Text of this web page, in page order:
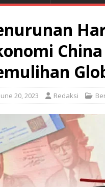
June 20, 2023 Redaksi